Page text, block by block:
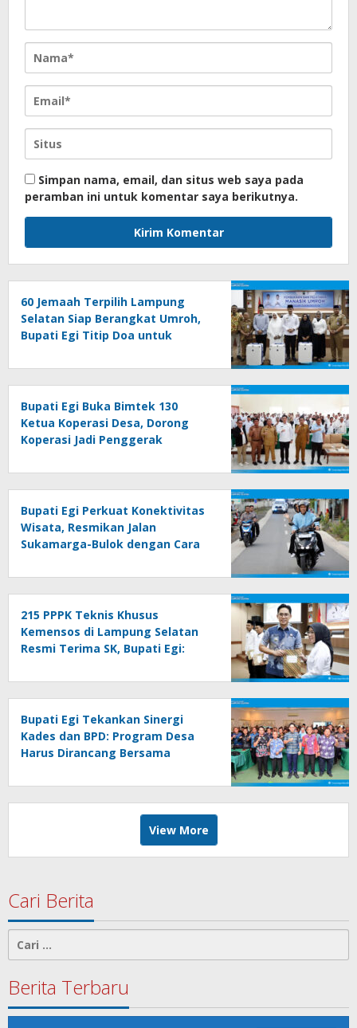
Simpan nama, email, dan situs web saya pada
peramban ini untuk komentar saya berikutnya.
60 Jemaah Terpilih Lampung
Selatan Siap Berangkat Umroh,
Bupati Egi Titip Doa untuk
Bupati Egi Buka Bimtek 130
Ketua Koperasi Desa, Dorong
Koperasi Jadi Penggerak
Bupati Egi Perkuat Konektivitas
Wisata, Resmikan Jalan
Sukamarga-Bulok dengan Cara
215 PPPK Teknis Khusus
Kemensos di Lampung Selatan
Resmi Terima SK, Bupati Egi:
Bekerjalah dengan Hati
Bupati Egi Tekankan Sinergi
Kades dan BPD: Program Desa
Harus Dirancang Bersama
View More
Cari Berita
Cari
untuk:
Berita Terbaru